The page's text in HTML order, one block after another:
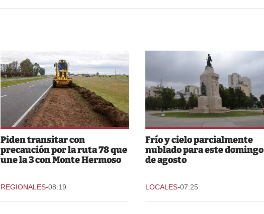
Piden transitar con
precaución por la ruta 78 que
une la 3 con Monte Hermoso
REGIONALES-08:19
Frío y cielo parcialmente
nublado para este domingo
de agosto
LOCALES-07:25